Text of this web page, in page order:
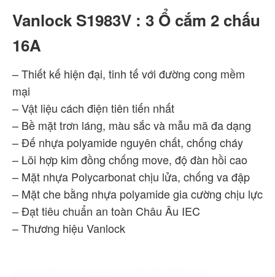
Vanlock S1983V : 3 Ổ cắm 2 chấu
16A
– Thiết kế hiện đại, tinh tế với đường cong mềm
mại
– Vật liệu cách điện tiên tiến nhất
– Bề mặt trơn láng, màu sắc và mẫu mã đa dạng
– Đế nhựa polyamide nguyên chất, chống cháy
– Lõi hợp kim đồng chống move, độ đàn hồi cao
– Mặt nhựa Polycarbonat chịu lửa, chống va đập
– Mặt che bằng nhựa polyamide gia cường chịu lực
– Đạt tiêu chuẩn an toàn Châu Âu IEC
– Thương hiệu Vanlock